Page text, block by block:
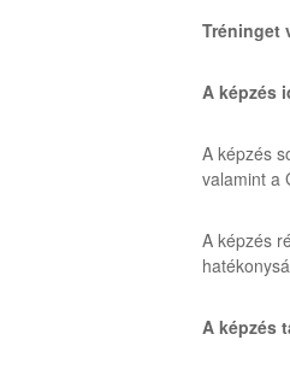
Tréninget
A képzés
A képzés
valamint a
A képzés
A képzés